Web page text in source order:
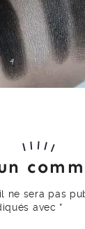
ne sera pas
avec *